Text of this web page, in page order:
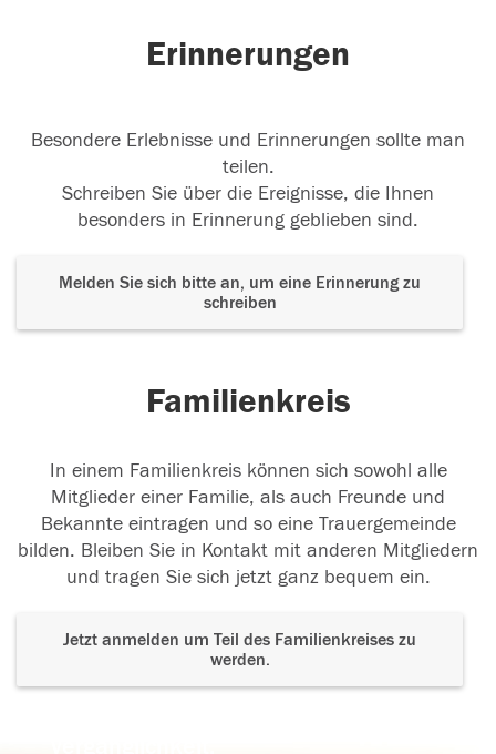
Erinnerungen
Besondere Erlebnisse und Erinnerungen sollte man
teilen.
Schreiben Sie über die Ereignisse, die Ihnen
besonders in Erinnerung geblieben sind.
Melden Sie sich bitte an, um eine Erinnerung zu
schreiben
Familienkreis
In einem Familienkreis können sich sowohl alle
Mitglieder einer Familie, als auch Freunde und
Bekannte eintragen und so eine Trauergemeinde
bilden. Bleiben Sie in Kontakt mit anderen Mitgliedern
und tragen Sie sich jetzt ganz bequem ein.
Jetzt anmelden um Teil des Familienkreises zu
werden.